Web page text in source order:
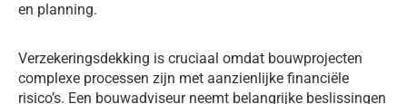
en planning.
Verzekeringsdekking is cruciaal omdat bouwprojecten
complexe processen zijn met aanzienlijke financiële
risico’s. Een bouwadviseur neemt belangrijke beslissingen